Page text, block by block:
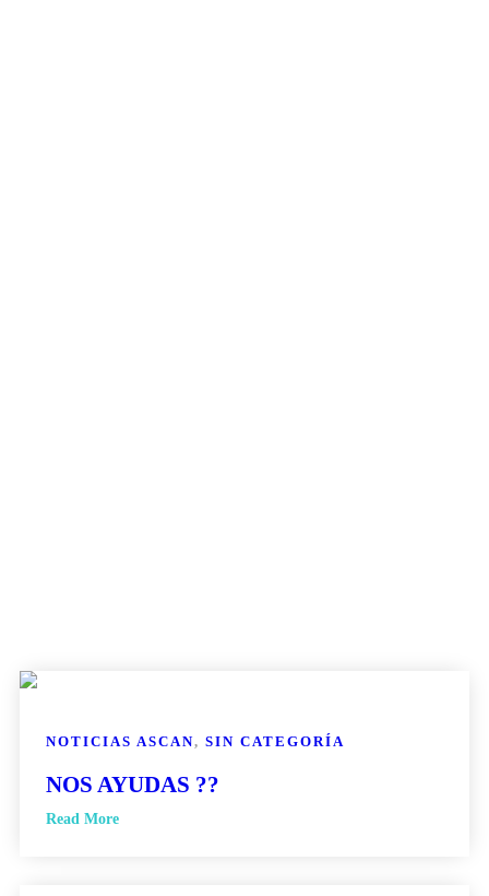
NOTICIAS ASCAN, SIN CATEGORÍA
NOS AYUDAS ??
Read More